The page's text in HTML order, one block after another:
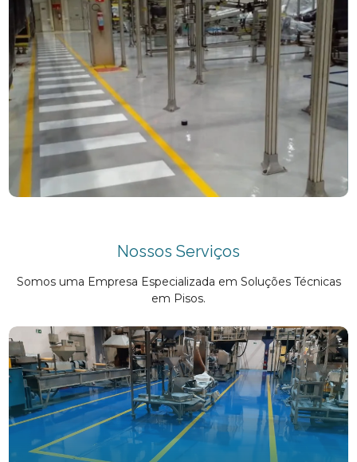
Nossos Serviços
Somos uma Empresa Especializada em Soluções Técnicas
em Pisos.